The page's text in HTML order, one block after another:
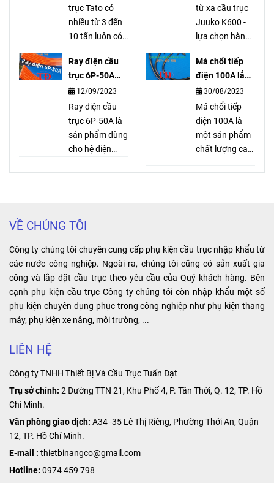
LGM, Sungdo,
KG, Mitsu,
Hyunhdai,
MENDEN,
BRIMA, KENBO,
DOSU, …
nghệ tiên tiến
nên rất bền
trong quá trình
trục Tato có
nhiều từ 3 đến
10 tấn luôn có
cầu trục Tato
cầu trục Tato là
thương hiệu nổi
tiếng và được
khách hàng
đánh giá cao về
mặt chất
từ xa cầu trục
Juuko K600 -
lựa chọn hàng
động cầu trục.
Linh hoạt, an
toàn và hiệu
quả, mang lại
lợi ích và tiện
ích cho người
sử dụng.
Ray điện cầu
trục 6P-50A
dùng cho hệ
điện gì?
12/09/2023
Ray điện cầu
trục 6P-50A là
sản phẩm dùng
cho hệ điện
phẩm mang lại
bền, tin cậy và
hiệu suất cao.
Má chổi tiếp
điện 100A lắp
như thế nào?
30/08/2023
Má chổi tiếp
điện 100A là
một sản phẩm
chất lượng cao,
cao hiệu suất
làm việc và kéo
dài tuổi thọ của
máy móc.
VỀ CHÚNG TÔI
Công ty chúng tôi chuyên cung cấp phụ kiện cầu trục nhập khẩu từ
các nước công nghiệp. Ngoài ra, chúng tôi cũng có sản xuất gia
công và lắp đặt cầu trục theo yêu cầu của Quý khách hàng. Bên
cạnh phụ kiện cầu trục Công ty chúng tôi còn nhập khẩu một số
phụ kiện chuyên dụng phục trong công nghiệp như phụ kiện thang
máy, phụ kiện xe nâng, môi trường, ...
LIÊN HỆ
Công ty TNHH Thiết Bị Và Cầu Trục Tuấn Đạt
Trụ sở chính: 2 Đường TTN 21, Khu Phố 4, P. Tân Thới, Q. 12, TP. Hồ
Chí Minh.
Văn phòng giao dịch: A34 -35 Lê Thị Riêng, Phường Thới An, Quận
12, TP. Hồ Chí Minh.
E-mail : thietbinangco@gmail.com
Hotline: 0974 459 798